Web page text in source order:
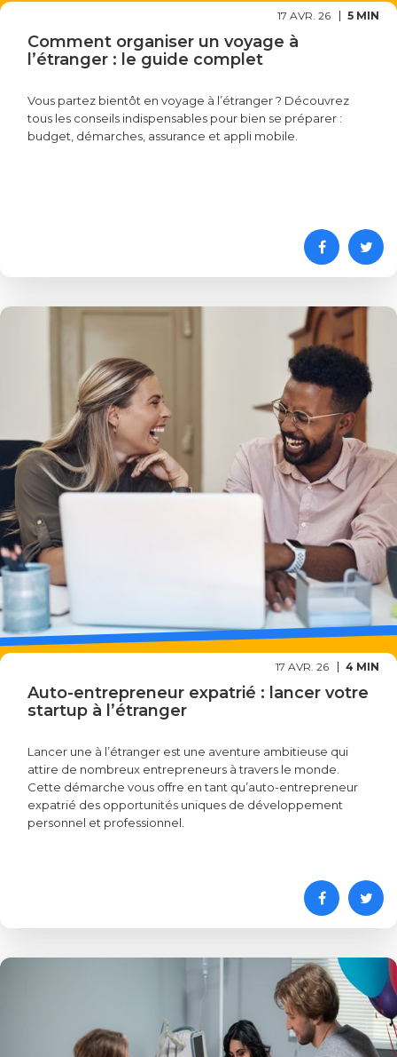
17 AVR. 26 5 MIN
Comment organiser un voyage à
l’étranger : le guide complet
Vous partez bientôt en voyage à l’étranger ? Découvrez
tous les conseils indispensables pour bien se préparer :
budget, démarches, assurance et appli mobile.
17 AVR. 26 4 MIN
Auto-entrepreneur expatrié : lancer votre
startup à l’étranger
Lancer une à l’étranger est une aventure ambitieuse qui
attire de nombreux entrepreneurs à travers le monde.
Cette démarche vous offre en tant qu’auto-entrepreneur
expatrié des opportunités uniques de développement
personnel et professionnel.